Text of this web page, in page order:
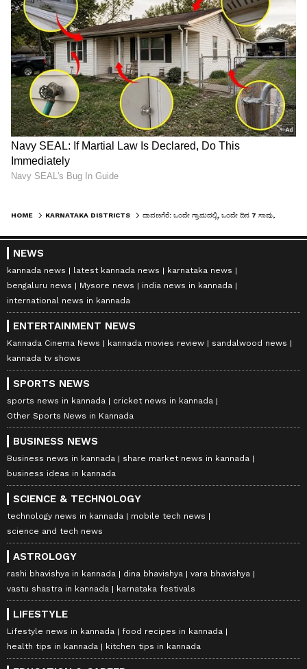
HOME KARNATAKA DISTRICTS
NEWS
kannada news latest kannada news
karnataka news
bengaluru news
Mysore news
india news in kannada
international news in kannada
ENTERTAINMENT NEWS
Kannada Cinema News kannada movies review
sandalwood news
kannada tv shows
SPORTS NEWS
sports news in kannada
cricket news in kannada
Other Sports News in Kannada
BUSINESS NEWS
Business news in kannada
share market news in kannada
business ideas in kannada
SCIENCE & TECHNOLOGY
technology news in kannada
mobile tech news
science and tech news
ASTROLOGY
rashi bhavishya in kannada dina bhavishya
vara bhavishya
vastu shastra in kannada
karnataka festivals
LIFESTYLE
Lifestyle news in kannada
food recipes in kannada
health tips in kannada
kitchen tips in kannada